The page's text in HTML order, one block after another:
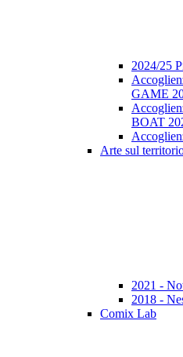
2024/25
GAME
BOAT
Arte sul
2021 -
2018 -
Comix Lab